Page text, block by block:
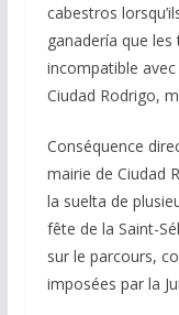
cabestros
ganadería que
incompatible
Ciudad Rodrigo,
Conséquence
mairie de Ciudad
la suelta de
fête de la Saint-
sur le parcours,
imposées par la